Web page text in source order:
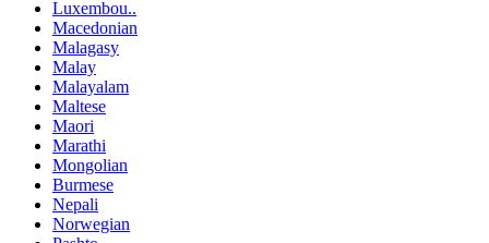
Luxembou..
Macedonian
Malagasy
Malay
Malayalam
Maltese
Maori
Marathi
Mongolian
Burmese
Nepali
Norwegian